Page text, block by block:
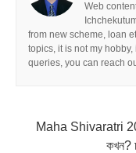
Web
from new scheme, loan
topics, it is not my hobby,
queries, you can reach
Maha Shivaratri
কখন?